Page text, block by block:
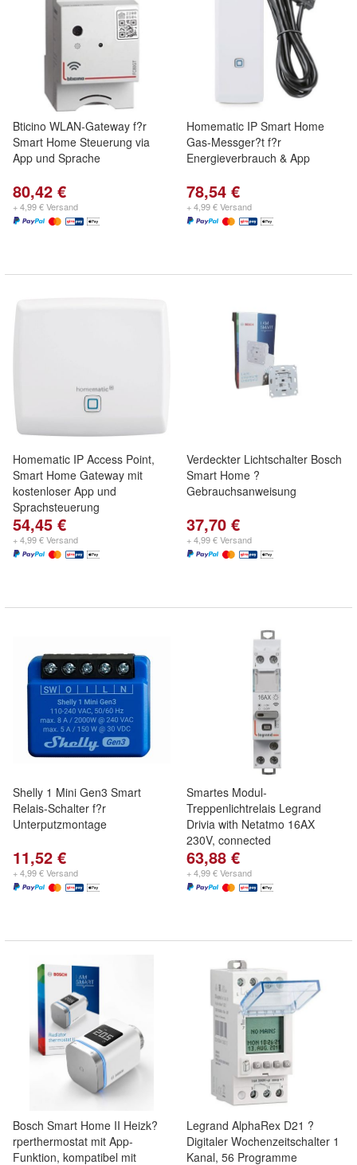
Bticino WLAN-Gateway f?r
Smart Home Steuerung via
App und Sprache
80,42 €
+ 4,99 € Versand
Homematic IP Smart Home
Gas-Messger?t f?r
Energieverbrauch & App
78,54 €
+ 4,99 € Versand
Homematic IP Access Point,
Smart Home Gateway mit
kostenloser App und
Sprachsteuerung
54,45 €
+ 4,99 € Versand
Verdeckter Lichtschalter Bosch
Smart Home ?
Gebrauchsanweisung
37,70 €
+ 4,99 € Versand
Shelly 1 Mini Gen3 Smart
Relais-Schalter f?r
Unterputzmontage
11,52 €
+ 4,99 € Versand
Smartes Modul-
Treppenlichtrelais Legrand
Drivia with Netatmo 16AX
230V, connected
63,88 €
+ 4,99 € Versand
Bosch Smart Home II Heizk?
rperthermostat mit App-
Funktion, kompatibel mit
Legrand AlphaRex D21 ?
Digitaler Wochenzeitschalter 1
Kanal, 56 Programme